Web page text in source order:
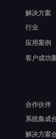
解决方案
行业
应用案例
客户成功
合作伙伴
系统集成
解决方案